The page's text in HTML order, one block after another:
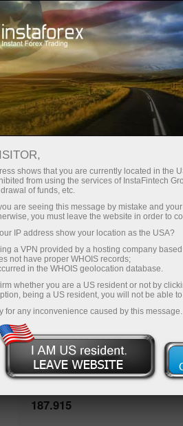
التداول أدوات التداول EURJPY
(
%)
06 Aug 2026 19:26
Buy
Sell
182.456
Traders'
43.53%
181.822
182.603
187.915
shows that you are currently located in the
from using the services of InstaFintech
of funds, etc.
are seeing this message by mistake and
you must leave the website in order to
IP address show your location as the USA?
a VPN provided by a hosting company
not have proper WHOIS records;
in the WHOIS geolocation database.
whether you are a US resident or not by
being a US resident, you will not be able
for any inconvenience caused by this message.